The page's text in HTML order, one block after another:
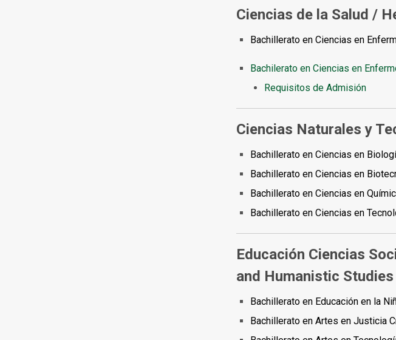
Ciencias de la Salud /
Bachillerato en Ciencias en
Bachilerato en Ciencias en
Requisitos de Admisión
Ciencias Naturales y
Bachillerato en Ciencias en
Bachillerato en Ciencias en
Bachillerato en Ciencias en
Bachillerato en Ciencias en
Educación Ciencias
and Humanistic Studies
Bachillerato en Educación en la
Bachillerato en Artes en Justicia